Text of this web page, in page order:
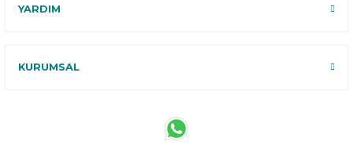
YARDIM
KURUMSAL